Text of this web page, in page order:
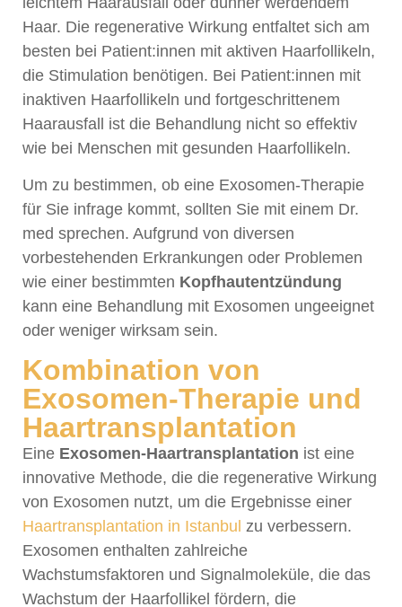
Haar. Die regenerative Wirkung entfaltet sich am
besten bei Patient:innen mit aktiven Haarfollikeln,
die Stimulation benötigen. Bei Patient:innen mit
inaktiven Haarfollikeln und fortgeschrittenem
Haarausfall ist die Behandlung nicht so effektiv
wie bei Menschen mit gesunden Haarfollikeln.
Um zu bestimmen, ob eine Exosomen-Therapie
für Sie infrage kommt, sollten Sie mit einem Dr.
med sprechen. Aufgrund von diversen
vorbestehenden Erkrankungen oder Problemen
wie einer bestimmten Kopfhautentzündung
kann eine Behandlung mit Exosomen ungeeignet
oder weniger wirksam sein.
Kombination von
Exosomen-Therapie und
Haartransplantation
Eine Exosomen-Haartransplantation ist eine
innovative Methode, die die regenerative Wirkung
von Exosomen nutzt, um die Ergebnisse einer
Haartransplantation in Istanbul zu verbessern.
Exosomen enthalten zahlreiche
Wachstumsfaktoren und Signalmoleküle, die das
Wachstum der Haarfollikel fördern, die